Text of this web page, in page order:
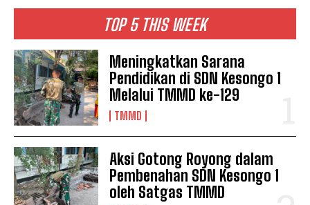
TOP 5 THIS WEEK
Meningkatkan Sarana
Pendidikan di SDN Kesongo 1
Melalui TMMD ke-129
TMMD
Aksi Gotong Royong dalam
Pembenahan SDN Kesongo 1
oleh Satgas TMMD